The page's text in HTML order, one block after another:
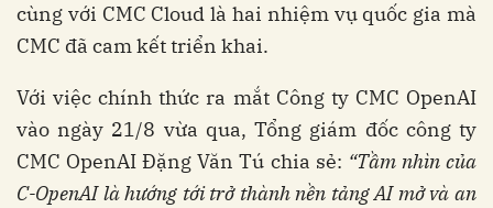
cùng với CMC Cloud là hai nhiệm vụ quốc gia mà
CMC đã cam kết triển khai.
Với việc chính thức ra mắt Công ty CMC OpenAI
vào ngày 21/8 vừa qua, Tổng giám đốc công ty
CMC OpenAI Đặng Văn Tú chia sẻ: “Tầm nhìn của
C-OpenAI là hướng tới trở thành nền tảng AI mở và an